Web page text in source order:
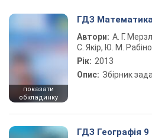
показати
обкладинку
ГДЗ
Автори: А. Г.
С. Якір, Ю. М.
Рік: 2013
Опис: Збірник
ГДЗ Географія 9